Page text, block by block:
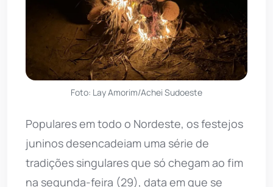
Foto: Lay Amorim/Achei Sudoeste
Populares em todo o Nordeste, os festejos
juninos desencadeiam uma série de
tradições singulares que só chegam ao fim
na segunda-feira (29), data em que se